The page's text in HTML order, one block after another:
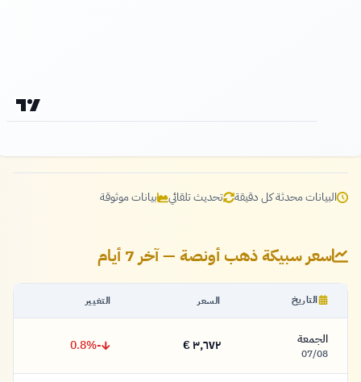
البيانات محدثة كل دقيقة تحديث تلقائي بيانات موثوقة
سعر سبيكة ذهب أونصة — آخر 7 أيام
التاريخ السعر التغيير
الجمعة
07/08 ٣,٦٧٢ يورو
٣,٦٧٢ € -0.8%